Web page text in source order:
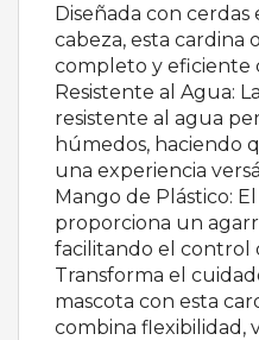
Diseñada con cerdas
cabeza, esta cardina
completo y eficiente
Resistente al Agua:
resistente al agua
húmedos, haciendo
una experiencia
Mango de Plástico:
proporciona un
facilitando el control
Transforma el
mascota con esta
combina flexibilidad,